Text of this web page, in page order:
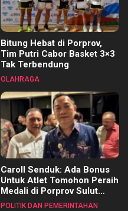
Bitung Hebat di Porprov,
Tim Putri Cabor Basket 3×3
Tak Terbendung
OLAHRAGA
Caroll Senduk: Ada Bonus
Untuk Atlet Tomohon Peraih
Medali di Porprov Sulut
2025
POLITIK DAN PEMERINTAHAN